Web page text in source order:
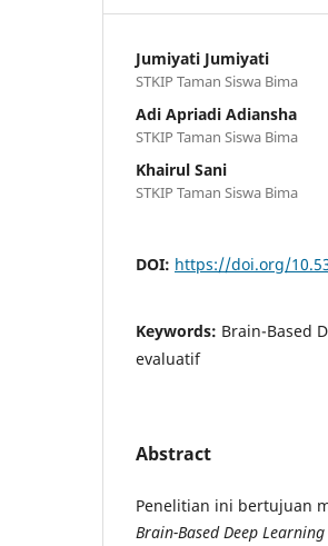
Jumiyati Jumiyati
STKIP Taman Siswa Bima
Adi Apriadi Adiansha
STKIP Taman Siswa Bima
Khairul Sani
STKIP Taman Siswa Bima
DOI: https://doi.org/
Keywords: Brain-Based
evaluatif
Abstract
Penelitian ini bertujuan
Brain-Based Deep Learning